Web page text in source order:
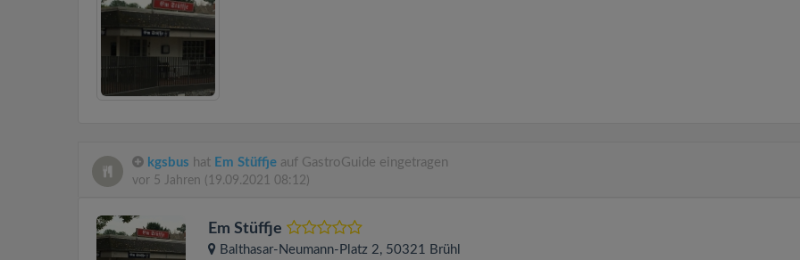
kgsbus hat Em Stüffje auf GastroGuide eingetragen
vor 5 Jahren (19.09.2021 08:12)
Em Stüffje
Balthasar-Neumann-Platz 2, 50321 Brühl